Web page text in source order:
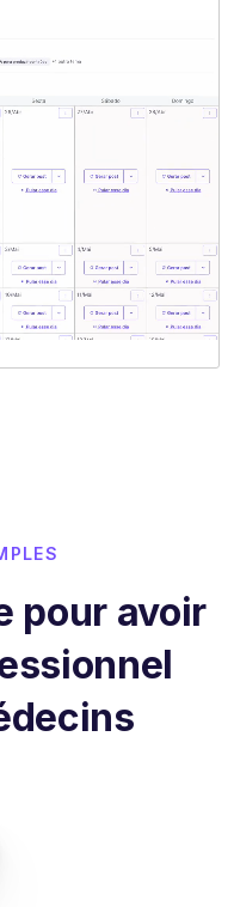
pour avoir